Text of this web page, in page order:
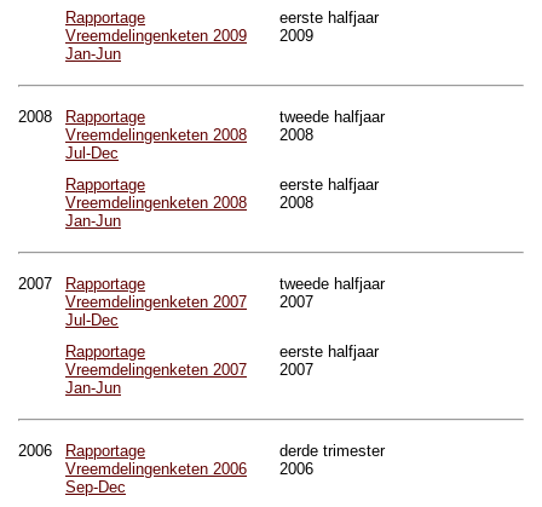
Rapportage
Vreemdelingenketen 2009
Jan-Jun
eerste halfjaar
2009
2008
Rapportage
Vreemdelingenketen 2008
Jul-Dec
tweede halfjaar
2008
Rapportage
Vreemdelingenketen 2008
Jan-Jun
eerste halfjaar
2008
2007
Rapportage
Vreemdelingenketen 2007
Jul-Dec
tweede halfjaar
2007
Rapportage
Vreemdelingenketen 2007
Jan-Jun
eerste halfjaar
2007
2006
Rapportage
Vreemdelingenketen 2006
Sep-Dec
derde trimester
2006